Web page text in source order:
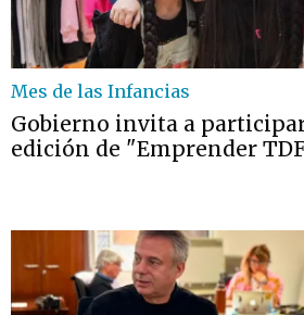
Mes de las Infancias
Gobierno invita a
edición de "Emprender